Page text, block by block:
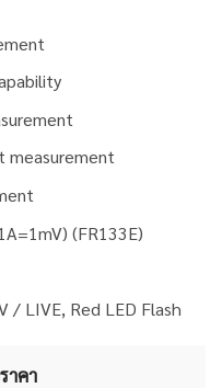
measurement
(FR133E)
/ LIVE, Red LED Flash
าคา